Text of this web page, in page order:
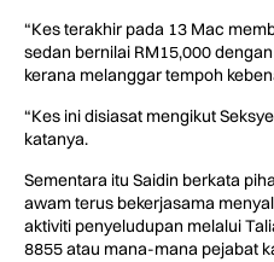
“Kes terakhir pada 13 Mac
sedan bernilai RM15,000
kerana melanggar tempoh
“Kes ini disiasat mengikut
katanya.
Sementara itu Saidin berkata
awam terus bekerjasama
aktiviti penyeludupan melalui
8855 atau mana-mana pejabat